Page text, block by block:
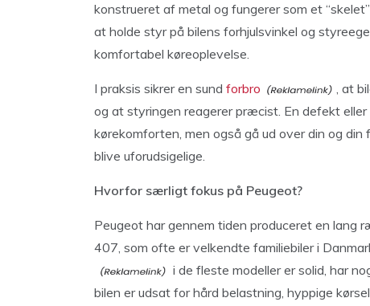
konstrueret af metal og fungerer som et
at holde styr på bilens forhjulsvinkel og
komfortabel køreoplevelse.
I praksis sikrer en sund forbro
, at
og at styringen reagerer præcist. En defekt
kørekomforten, men også gå ud over din og
blive uforudsigelige.
Hvorfor særligt fokus på Peugeot?
Peugeot har gennem tiden produceret en lang
407, som ofte er velkendte familiebiler i
i de fleste modeller er solid, har
bilen er udsat for hård belastning, hyppige